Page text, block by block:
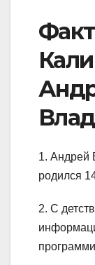
1. Андрей
родился
2. С